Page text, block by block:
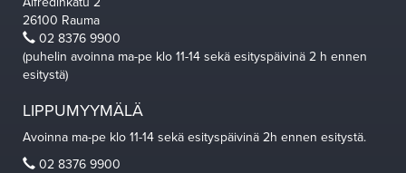
26100 Rauma
02 8376 9900
(puhelin avoinna ma-pe klo 11-14 sekä esityspäivinä 2 h ennen
esitystä)
LIPPUMYYMÄLÄ
Avoinna ma-pe klo 11-14 sekä esityspäivinä 2h ennen esitystä.
02 8376 9900